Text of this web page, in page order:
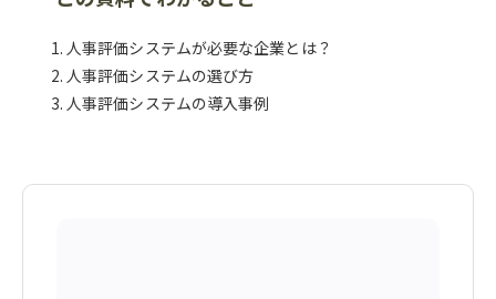
人事評価システムが必要な企業とは？
人事評価システムの選び方
人事評価システムの導入事例